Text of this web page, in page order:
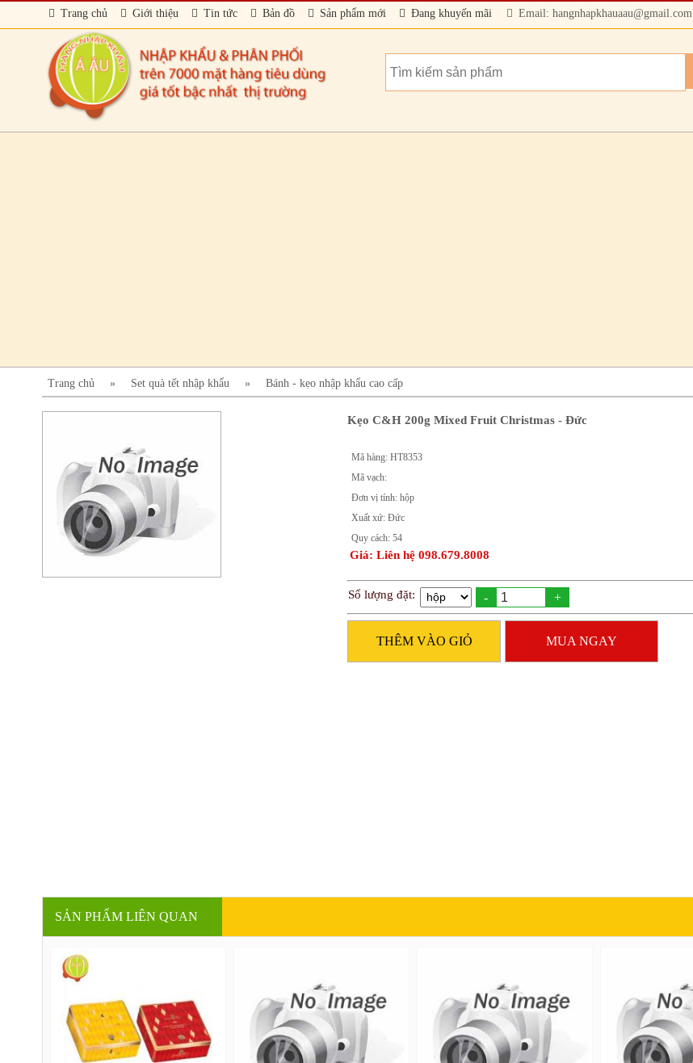
Trang chủ Giới thiệu Tin tức Bản đồ Sản phẩm mới Đang khuyến mãi Email: hangnhapkhauaau@gmail.com
Trang chủ » Set quà tết nhập khẩu » Bánh - kẹo nhập khẩu cao cấp
Kẹo C&H 200g Mixed Fruit Christmas - Đức
Mã hàng: HT8353
Mã vạch:
Đơn vị tính: hộp
Xuất xứ: Đức
Quy cách: 54
Giá: Liên hệ 098.679.8008
Số lượng đặt: - +
THÊM VÀO GIỎ MUA NGAY
SẢN PHẨM LIÊN QUAN